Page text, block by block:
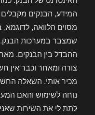
המידע, הבנקים
מסוים הלוואה, לדוגמא,
שמצבר במערכות
ההבדל בין הבנקים.
צורה ומאחר וכבר אין
מכיר אותי. השאלה
נוחה לשימוש והאם
לתת לי את השירות